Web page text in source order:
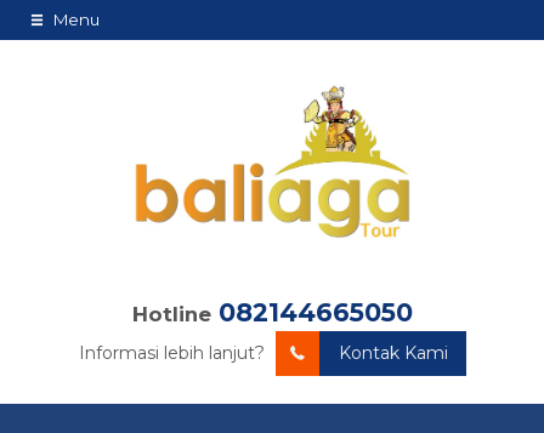
Menu
Hotline 082144665050
Informasi lebih lanjut? Kontak Kami